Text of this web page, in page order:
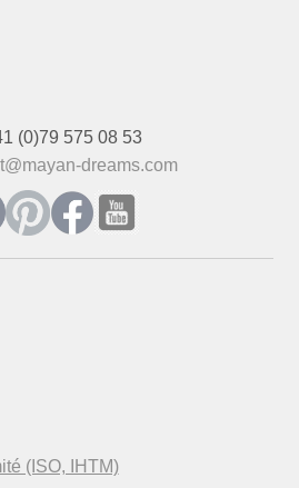
(0)79 575 08 53
dreams.com
(ISO, IHTM)